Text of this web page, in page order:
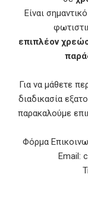
Είναι
επιπλέον
Για να μάθετε
διαδικασία
παρακαλούμε
Φόρμα
Email: